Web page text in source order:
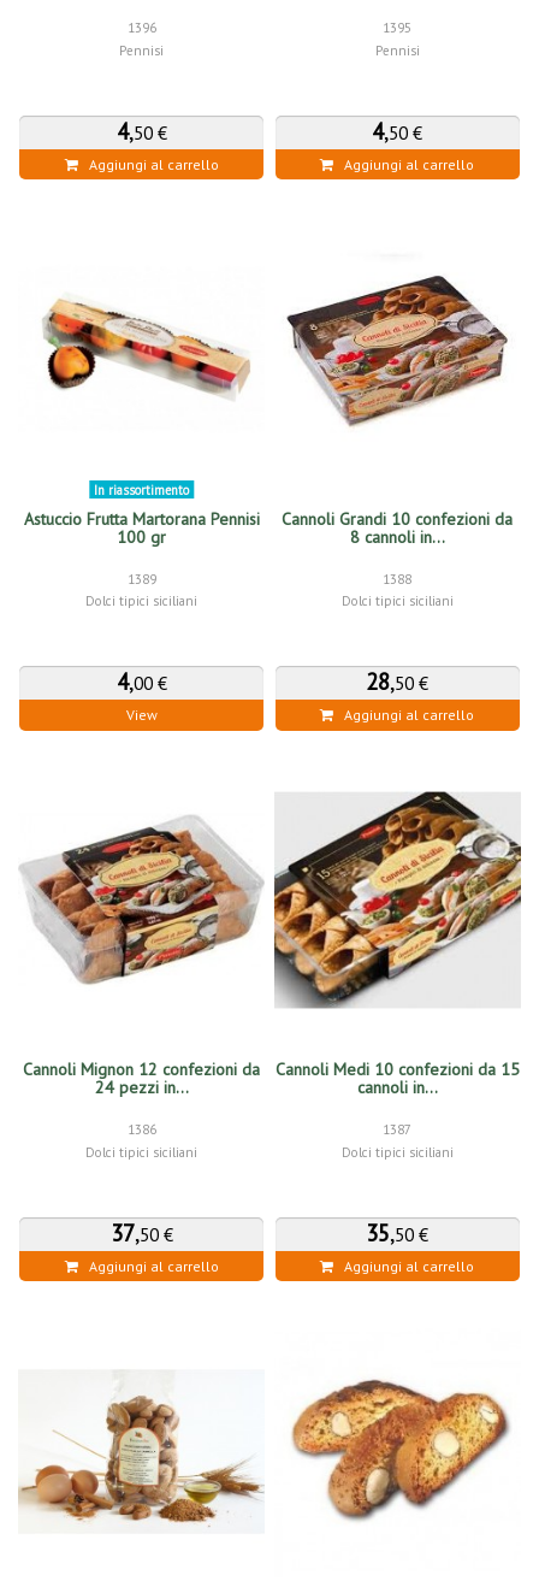
1396
Pennisi
4,50 €
Aggiungi al carrello
1395
Pennisi
4,50 €
Aggiungi al carrello
In riassortimento
Astuccio Frutta Martorana Pennisi
100 gr
1389
Dolci tipici siciliani
4,00 €
View
Cannoli Grandi 10 confezioni da
8 cannoli in...
1388
Dolci tipici siciliani
28,50 €
Aggiungi al carrello
Cannoli Mignon 12 confezioni da
24 pezzi in...
1386
Dolci tipici siciliani
37,50 €
Aggiungi al carrello
Cannoli Medi 10 confezioni da 15
cannoli in...
1387
Dolci tipici siciliani
35,50 €
Aggiungi al carrello